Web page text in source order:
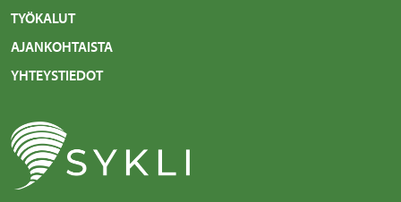
TYÖKALUT
AJANKOHTAISTA
YHTEYSTIEDOT